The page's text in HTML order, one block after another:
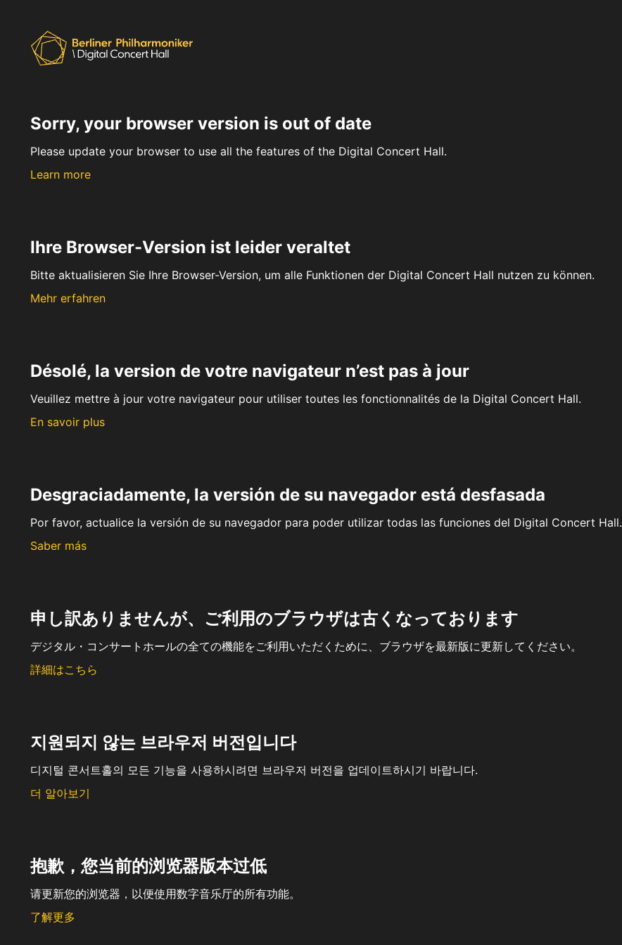
Sorry, your browser version is out of date
Please update your browser to use all the features of the Digital Concert Hall.
Learn more
Ihre Browser-Version ist leider veraltet
Bitte aktualisieren Sie Ihre Browser-Version, um alle Funktionen der Digital Concert Hall nutzen zu können.
Mehr erfahren
Désolé, la version de votre navigateur n’est pas à jour
Veuillez mettre à jour votre navigateur pour utiliser toutes les fonctionnalités de la Digital Concert Hall.
En savoir plus
Desgraciadamente, la versión de su navegador está desfasada
Por favor, actualice la versión de su navegador para poder utilizar todas las funciones del Digital Concert Hall.
Saber más
申し訳ありませんが、ご利用のブラウザは古くなっております
デジタル・コンサートホールの全ての機能をご利用いただくために、ブラウザを最新版に更新してください。
詳細はこちら
지원되지 않는 브라우저 버전입니다
디지털 콘서트홀의 모든 기능을 사용하시려면 브라우저 버전을 업데이트하시기 바랍니다.
더 알아보기
抱歉，您当前的浏览器版本过低
请更新您的浏览器，以便使用数字音乐厅的所有功能。
了解更多